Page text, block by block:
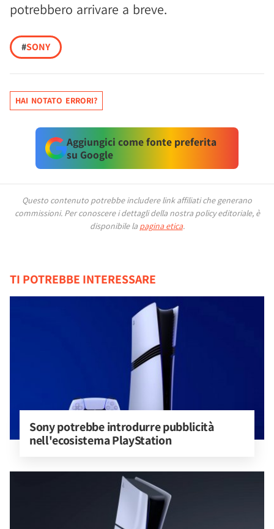
potrebbero arrivare a breve.
#SONY
HAI NOTATO ERRORI?
Aggiungici come fonte preferita
su Google
Questo contenuto potrebbe includere link affiliati che generano
commissioni. Per conoscere i dettagli della nostra policy editoriale, è
disponibile la pagina etica.
TI POTREBBE INTERESSARE
Sony potrebbe introdurre pubblicità
nell'ecosistema PlayStation